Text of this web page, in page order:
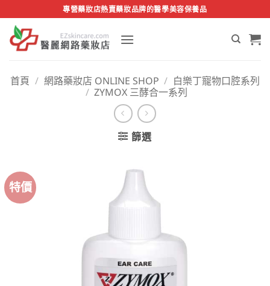
to
content
專營藥妝店熱賣藥妝品牌的醫學美容保養品
首頁 / 網路藥妝店 ONLINE SHOP / 白樂丁寵物口腔系列
/ ZYMOX 三酵合一系列
篩選
特價